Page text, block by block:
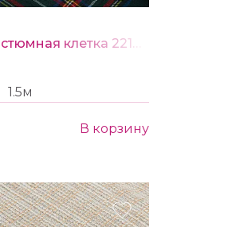
Ткань Костюмная клетка 2210 цв. зеленый/красный
1.5м
В корзину